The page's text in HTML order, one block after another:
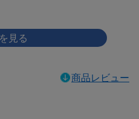
商品レビュー